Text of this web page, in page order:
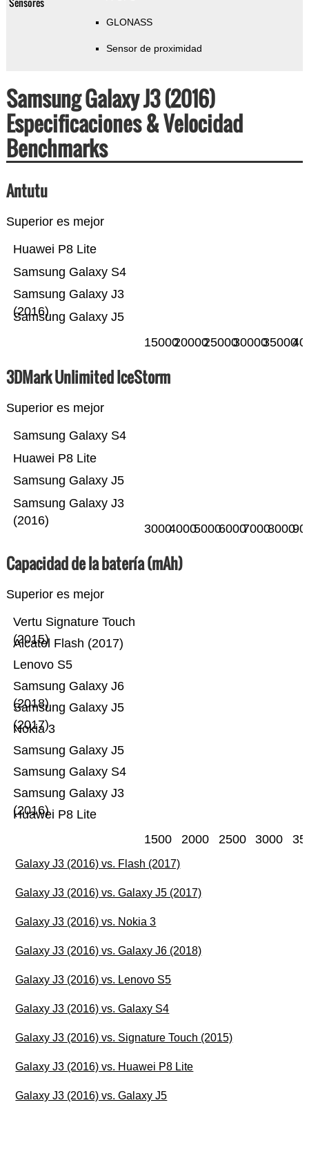
GLONASS
Sensor de proximidad
Samsung Galaxy J3 (2016)
Especificaciones & Velocidad
Benchmarks
Antutu
Superior es mejor
Samsung Galaxy J5
Samsung Galaxy J3
(2016)
Samsung Galaxy S4
Huawei P8 Lite
1500020000250003000035000
3DMark Unlimited IceStorm
Superior es mejor
Samsung Galaxy J3
(2016)
Samsung Galaxy J5
Huawei P8 Lite
Samsung Galaxy S4
300040005000600070008000
Capacidad de la batería (mAh)
Superior es mejor
Huawei P8 Lite
Samsung Galaxy J3
(2016)
Samsung Galaxy S4
Samsung Galaxy J5
Nokia 3
Samsung Galaxy J5
(2017)
Samsung Galaxy J6
(2018)
Lenovo S5
Alcatel Flash (2017)
Vertu Signature Touch
(2015)
1500 2000 2500 3000
Galaxy J3 (2016) vs. Flash (2017)
Galaxy J3 (2016) vs. Galaxy J5 (2017)
Galaxy J3 (2016) vs. Nokia 3
Galaxy J3 (2016) vs. Galaxy J6 (2018)
Galaxy J3 (2016) vs. Lenovo S5
Galaxy J3 (2016) vs. Galaxy S4
Galaxy J3 (2016) vs. Signature Touch (2015)
Galaxy J3 (2016) vs. Huawei P8 Lite
Galaxy J3 (2016) vs. Galaxy J5